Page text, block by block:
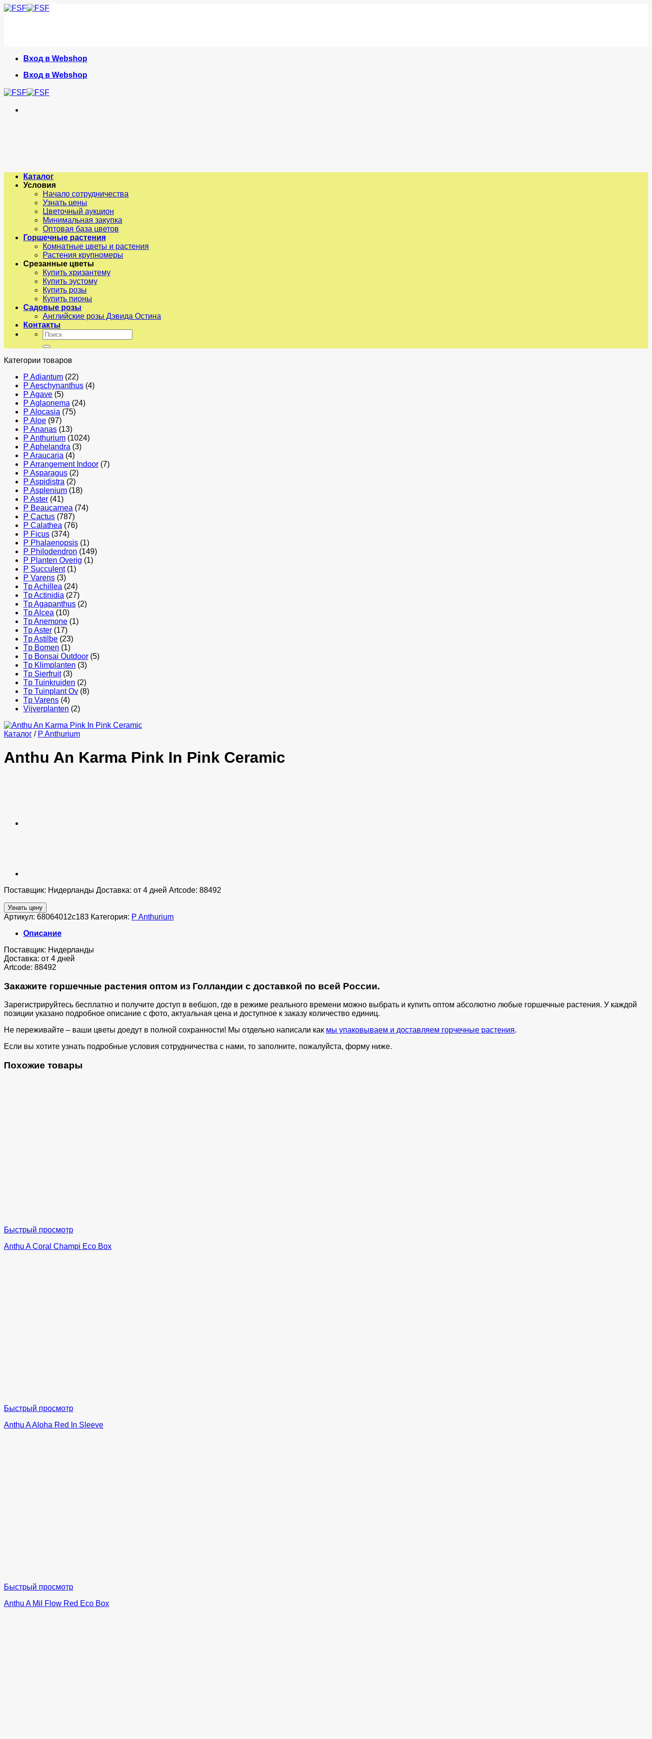
Skip
Вход в Webshop
Вход в Webshop
Каталог
Условия
Начало сотрудничества
Узнать цены
Цветочный аукцион
Минимальная закупка
Оптовая база цветов
Горшечные растения
Комнатные цветы и растения
Растения крупномеры
Срезанные цветы
Купить хризантему
Купить эустому
Купить розы
Купить пионы
Садовые розы
Английские розы Дэвида Остина
Контакты
Искать:
Категории товаров
P Adiantum (22)
P Aeschynanthus (4)
P Agave (5)
P Aglaonema (24)
P Alocasia (75)
P Aloe (97)
P Ananas (13)
P Anthurium (1024)
P Aphelandra (3)
P Araucaria (4)
P Arrangement Indoor (7)
P Asparagus (2)
P Aspidistra (2)
P Asplenium (18)
P Aster (41)
P Beaucarnea (74)
P Cactus (787)
P Calathea (76)
P Ficus (374)
P Phalaenopsis (1)
P Philodendron (149)
P Planten Overig (1)
P Succulent (1)
P Varens (3)
Tp Achillea (24)
Tp Actinidia (27)
Tp Agapanthus (2)
Tp Alcea (10)
Tp Anemone (1)
Tp Aster (17)
Tp Astilbe (23)
Tp Bomen (1)
Tp Bonsai Outdoor (5)
Tp Klimplanten (3)
Tp Sierfruit (3)
Tp Tuinkruiden (2)
Tp Tuinplant Ov (8)
Tp Varens (4)
Vijverplanten (2)
Каталог / P Anthurium
Anthu An Karma Pink In Pink Ceramic
Поставщик: Нидерланды Доставка: от 4 дней Artcode: 88492
Узнать цену
Артикул: 68064012c183 Категория: P Anthurium
Описание
Поставщик: Нидерланды
Доставка: от 4 дней
Artcode: 88492
Закажите горшечные растения оптом из Голландии с доставкой по всей России.
Зарегистрируйтесь бесплатно и получите доступ в вебшоп, где в режиме реального времени можно выбрать и купить оптом абсолютно любые горшечные растения. У каждой
позиции указано подробное описание с фото, актуальная цена и доступное к заказу количество единиц.
Не переживайте – ваши цветы доедут в полной сохранности! Мы отдельно написали как мы упаковываем и доставляем горчечные растения.
Если вы хотите узнать подробные условия сотрудничества с нами, то заполните, пожалуйста, форму ниже.
Похожие товары
Быстрый просмотр
Anthu A Coral Champi Eco Box
Быстрый просмотр
Anthu A Aloha Red In Sleeve
Быстрый просмотр
Anthu A Mil Flow Red Eco Box